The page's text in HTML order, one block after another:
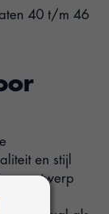
40 t/m 46
en stijl
ontwerp
een